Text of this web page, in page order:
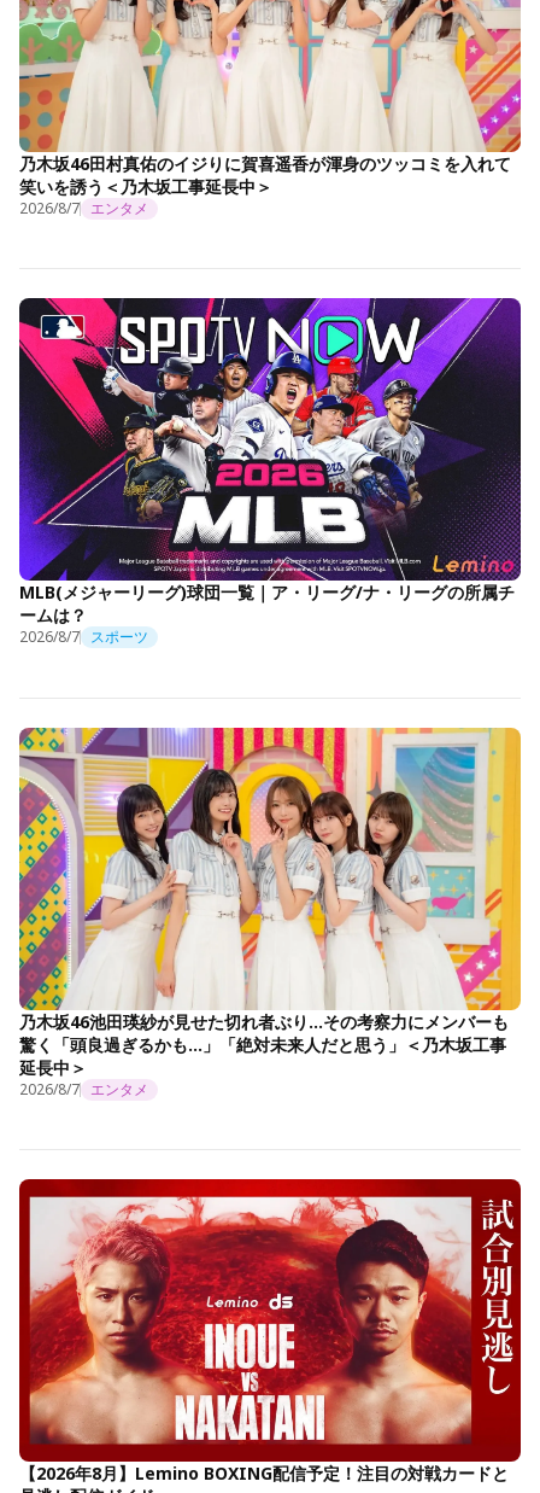
乃木坂46田村真佑のイジりに賀喜遥香が渾身のツッコミを入れて
笑いを誘う＜乃木坂工事延長中＞
2026/8/7 エンタメ
MLB(メジャーリーグ)球団一覧｜ア・リーグ/ナ・リーグの所属チ
ームは？
2026/8/7 スポーツ
乃木坂46池田瑛紗が見せた切れ者ぶり…その考察力にメンバーも
驚く「頭良過ぎるかも…」「絶対未来人だと思う」＜乃木坂工事
延長中＞
2026/8/7 エンタメ
【2026年8月】Lemino BOXING配信予定！注目の対戦カードと